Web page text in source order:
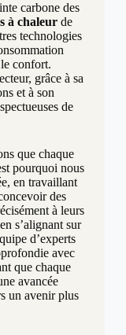
carbone des
à chaleurde
technologies
confort.
grâce à sa
et à son
de
que chaque
pourquoi nous
en travaillant
des
à leurs
s’alignant sur
d’experts
avec
que chaque
avancée
un avenir plus